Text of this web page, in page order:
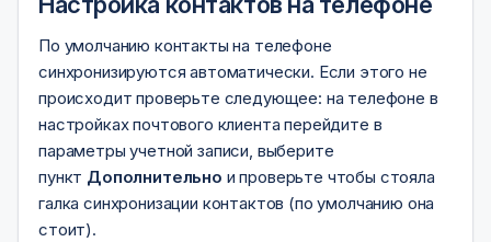
По умолчанию контакты на телефоне
синхронизируются автоматически. Если этого не
происходит проверьте следующее: на телефоне в
настройках почтового клиента перейдите в
параметры учетной записи, выберите
пункт Дополнительно и проверьте чтобы стояла
галка синхронизации контактов (по умолчанию она
стоит).